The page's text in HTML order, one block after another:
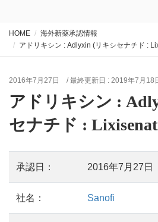
HOME
海外新薬承認情報
アドリキシン : Adlyxin (リキシセナチド :
2016年7月27日 / 最終更新日 : 2019年7月18
アドリキシン :
セナチド :
承認日： 2016年7月27日
社名： Sanofi